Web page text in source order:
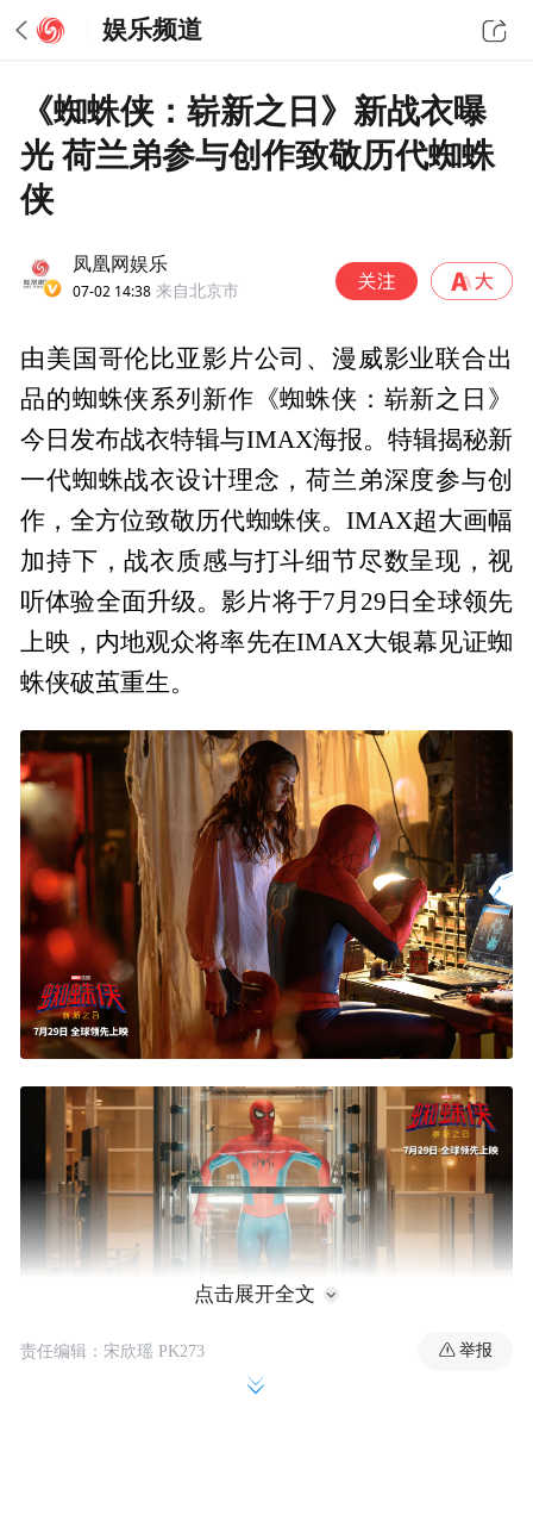
娱乐频道
《蜘蛛侠：崭新之日》新战衣曝
光 荷兰弟参与创作致敬历代蜘蛛
侠
凤凰网娱乐
07-02 14:38 来自北京市
由美国哥伦比亚影片公司、漫威影业联合出
品的蜘蛛侠系列新作《蜘蛛侠：崭新之日》
今日发布战衣特辑与IMAX海报。特辑揭秘新
一代蜘蛛战衣设计理念，荷兰弟深度参与创
作，全方位致敬历代蜘蛛侠。IMAX超大画幅
加持下，战衣质感与打斗细节尽数呈现，视
听体验全面升级。影片将于7月29日全球领先
上映，内地观众将率先在IMAX大银幕见证蜘
蛛侠破茧重生。
点击展开全文
责任编辑：宋欣瑶 PK273 举报